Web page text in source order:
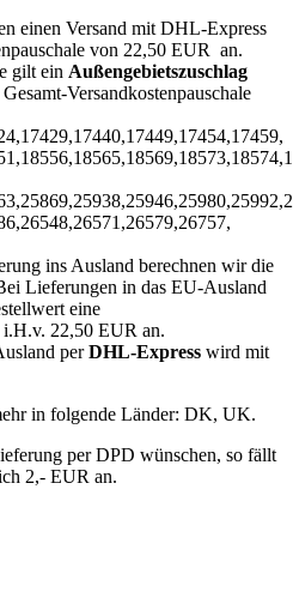
einen Versand mit DHL-Express
von 22,50 EUR an.
gilt ein Außengebietszuschlag
Versandkostenpauschale
ins Ausland berechnen wir die
Lieferungen in das EU-Ausland
eine
i.H.v. 22,50 EUR an.
perDHL-Express wird mit
in folgende Länder: DK, UK.
per DPD wünschen, so fällt
2,- EUR an.